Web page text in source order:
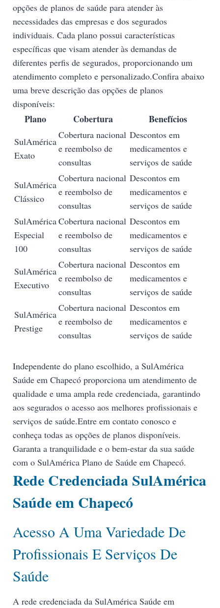
opções de planos de saúde para atender às
necessidades das empresas e dos segurados
individuais. Cada plano possui características
específicas que visam atender às demandas de
diferentes perfis de segurados, proporcionando um
atendimento completo e personalizado.Confira abaixo
uma breve descrição das opções de planos
disponíveis:
Plano Cobertura Benefícios
SulAmérica
Exato
Cobertura nacional
e reembolso de
consultas
Descontos em
medicamentos e
serviços de saúde
SulAmérica
Clássico
Cobertura nacional
e reembolso de
consultas
Descontos em
medicamentos e
serviços de saúde
SulAmérica
Especial
100
Cobertura nacional
e reembolso de
consultas
Descontos em
medicamentos e
serviços de saúde
SulAmérica
Executivo
Cobertura nacional
e reembolso de
consultas
Descontos em
medicamentos e
serviços de saúde
SulAmérica
Prestige
Cobertura nacional
e reembolso de
consultas
Descontos em
medicamentos e
serviços de saúde
Independente do plano escolhido, a SulAmérica
Saúde em Chapecó proporciona um atendimento de
qualidade e uma ampla rede credenciada, garantindo
aos segurados o acesso aos melhores profissionais e
serviços de saúde.Entre em contato conosco e
conheça todas as opções de planos disponíveis.
Garanta a tranquilidade e o bem-estar da sua saúde
com o SulAmérica Plano de Saúde em Chapecó.
Rede Credenciada SulAmérica
Saúde em Chapecó
Acesso A Uma Variedade De
Profissionais E Serviços De
Saúde
A rede credenciada da SulAmérica Saúde em